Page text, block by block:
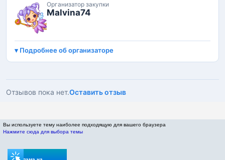
Организатор закупки
Malvina74
Подробнее об организаторе
Отзывов пока нет.Оставить отзыв
Вы используете тему наиболее подходящую для вашего браузера
Нажмите сюда для выбора темы